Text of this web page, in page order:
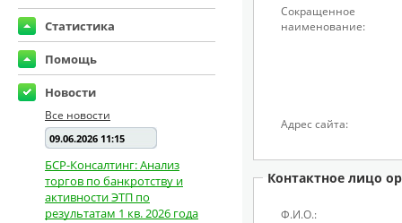
Статистика
Помощь
Новости
Все новости
09.06.2026 11:15
БСР-Консалтинг: Анализ
торгов по банкротству и
активности ЭТП по
результатам 1 кв. 2026 года
Сокращенное
наименование:
Адрес сайта:
Контактное лицо
Ф.И.О.: